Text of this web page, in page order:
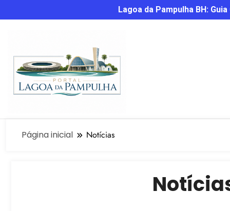
Lagoa da Pampulha BH:
Página inicial Notícias